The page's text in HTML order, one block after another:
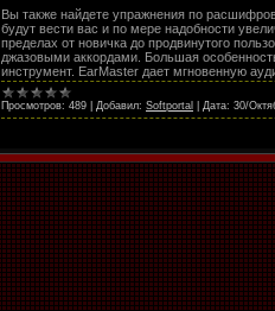
Вы также найдете упражнения по
будут вести вас и по мере надобности
пределах от новичка до продвинутого
джазовыми аккордами. Большая
инструмент. EarMaster дает мгновенную
Просмотров: 489 Добавил: Softportal Дата: 30/